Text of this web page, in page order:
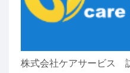
株式会社ケアサービス